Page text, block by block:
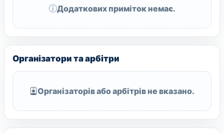
Додаткових приміток немає.
Організатори та арбітри
Організаторів або арбітрів не вказано.